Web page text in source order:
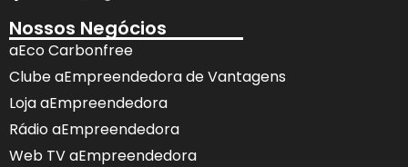
Nossos Negócios
aEco Carbonfree
Clube aEmpreendedora de Vantagens
Loja aEmpreendedora
Rádio aEmpreendedora
Web TV aEmpreendedora